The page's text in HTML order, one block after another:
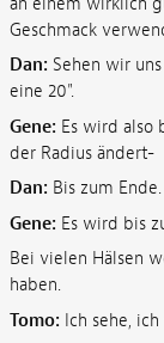
Geschmack
Dan: Sehen wir
eine 20".
Gene: Es wird also
der Radius ändert-
Dan: Bis zum Ende.
Gene: Es wird bis
Bei vielen Hälsen
haben.
Tomo: Ich sehe, ich